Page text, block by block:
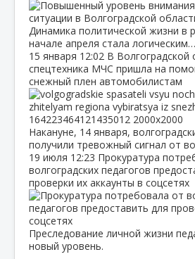
Динамика политической жизни в
начале апреля стала логическим…
15 января 12:02 В Волгоградской
спецтехника МЧС пришла на
снежный плен автомобилистам
Накануне, 14 января,
получили тревожный сигнал от
19 июля 12:23 Прокуратура
волгоградских педагогов
проверки их аккаунты в соцсетях
Преследование личной жизни
новый уровень.